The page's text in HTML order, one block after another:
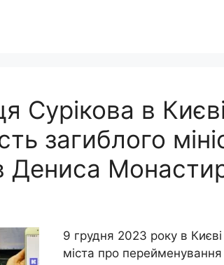
Сурікова в
загиблого
Дениса
9 грудня 2023 року в
міста про